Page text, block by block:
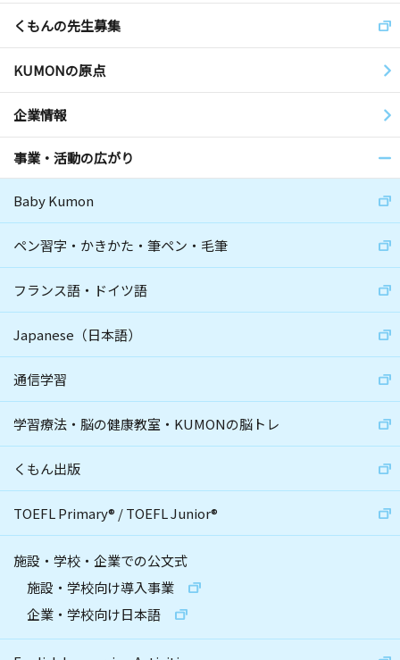
くもんの先生募集
KUMONの原点
企業情報
事業・活動の広がり
Baby Kumon
ペン習字・かきかた・筆ペン・毛筆
フランス語・ドイツ語
Japanese（日本語）
通信学習
学習療法・脳の健康教室・KUMONの脳トレ
くもん出版
TOEFL Primary® /TOEFL Junior®
施設・学校・企業での公文式
施設・学校向け導入事業
企業・学校向け日本語